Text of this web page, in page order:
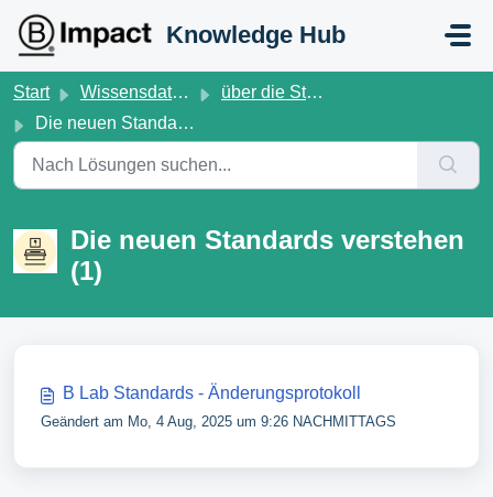
Knowledge Hub
Start Wissensdatenbank
über die Standards
Die neuen Standards verstehen
Die neuen Standards verstehen
(1)
B Lab Standards - Änderungsprotokoll
Geändert am Mo, 4 Aug, 2025 um 9:26 NACHMITTAGS